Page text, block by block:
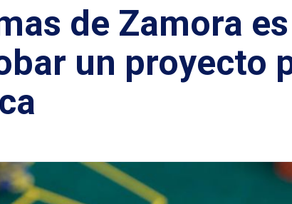
de Zamora
un proyecto